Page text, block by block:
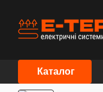
Каталог